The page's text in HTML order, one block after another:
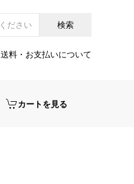
送料・お支払いについて
カートを見る